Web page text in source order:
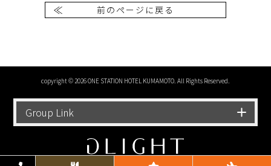
前のページに戻る
copyright © 2026 ONE STATION HOTEL KUMAMOTO. All Rights Reserved.
Group Link